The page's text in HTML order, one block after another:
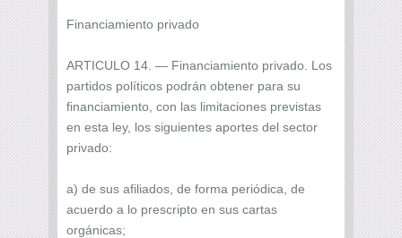
Financiamiento privado
ARTICULO 14. — Financiamiento privado. Los
partidos políticos podrán obtener para su
financiamiento, con las limitaciones previstas
en esta ley, los siguientes aportes del sector
privado:
a) de sus afiliados, de forma periódica, de
acuerdo a lo prescripto en sus cartas
orgánicas;